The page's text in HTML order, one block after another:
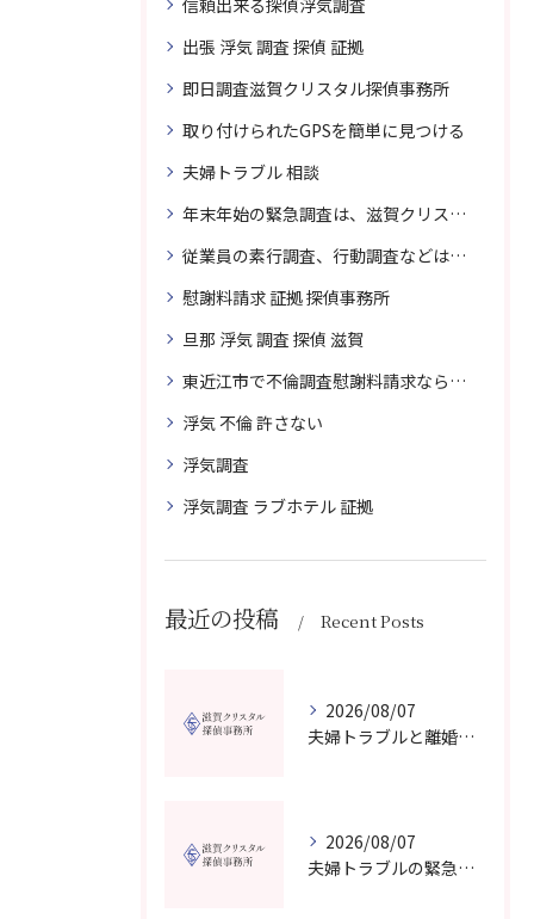
信頼出来る探偵浮気調査
出張 浮気 調査 探偵 証拠
即日調査滋賀クリスタル探偵事務所
取り付けられたGPSを簡単に見つける
夫婦トラブル 相談
年末年始の緊急調査は、滋賀クリスタル探偵事務所へご相談
従業員の素行調査、行動調査などは、滋賀クリスタル探偵事務所へまずは、ご相談
慰謝料請求 証拠 探偵事務所
旦那 浮気 調査 探偵 滋賀
東近江市で不倫調査慰謝料請求なら滋賀クリスタル探偵事務所へご相談
浮気 不倫 許さない
浮気調査
浮気調査 ラブホテル 証拠
最近の投稿 Recent Posts
2026/08/07
夫婦トラブルと離婚相談を滋賀県野洲市で費用や無料窓口の選び方まで詳しく解説
2026/08/07
夫婦トラブルの緊急相談を滋賀県甲賀市で今すぐ受けるための信頼できる窓口選びガイド